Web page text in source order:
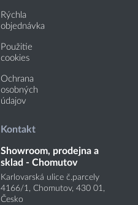
Rýchla
objednávka
Použitie
cookies
Ochrana
osobných
údajov
Kontakt
Showroom, prodejna a
sklad - Chomutov
Karlovarská ulice č.parcely
4166/1, Chomutov, 430 01,
Česko